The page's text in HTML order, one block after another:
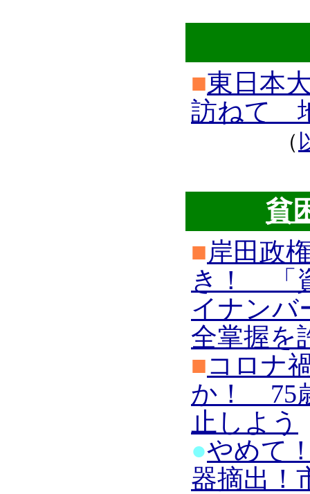
■東日本
訪ねて
（
貧
■岸田政
き！ 「
イナンバ
全掌握を
■コロナ
か！ 75
止しよう
●やめて
器摘出！